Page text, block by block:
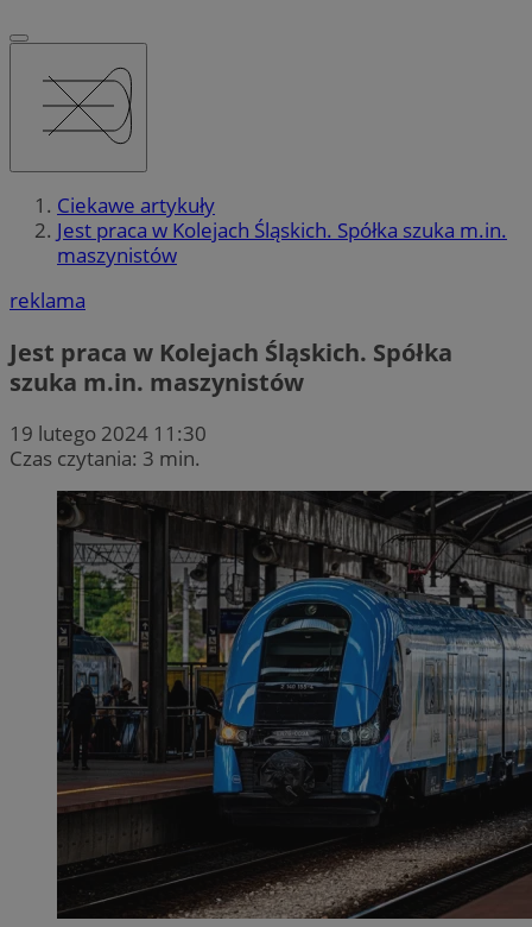
Ciekawe artykuły
Jest praca w Kolejach Śląskich. Spółka szuka m.in.
maszynistów
reklama
Jest praca w Kolejach Śląskich. Spółka
szuka m.in. maszynistów
19 lutego 2024 11:30
Czas czytania: 3 min.